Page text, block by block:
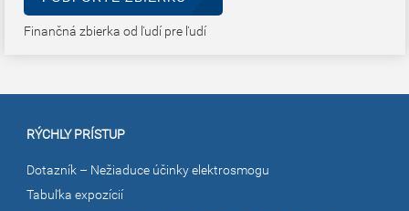
Finančná zbierka od ľudí pre ľudí
RÝCHLY PRÍSTUP
Dotazník – Nežiaduce účinky elektrosmogu
Tabuľka expozícií